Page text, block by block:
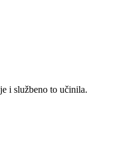
i službeno to učinila.